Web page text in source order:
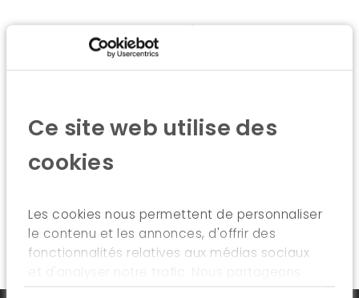
Ce site web utilise des
cookies
Les cookies nous permettent de personnaliser
le contenu et les annonces, d'offrir des
fonctionnalités relatives aux médias sociaux
également des informations sur l'utilisation de
Mettre l’humain au centre
en pratiquant une
Innover
en intégrant les approches